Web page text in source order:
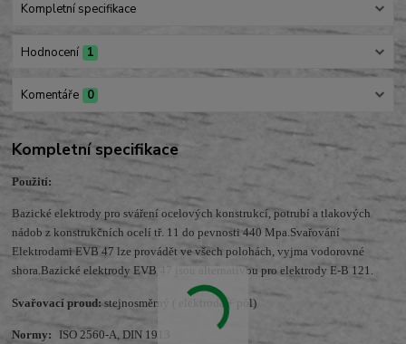
Kompletní specifikace
Hodnocení 1
Komentáře 0
Kompletní specifikace
Použití:
Bazické elektrody pro sváření ocelových konstrukcí, potrubí a tlakových
nádob z konstrukčních ocelí tř. 11 do pevnosti 440 Mpa.Svařování
Elektrodami EVB 47 lze provádět ve všech polohách, vyjma vodorovné
shora.Bazické elektrody EVB 47 jsou alternativou pro elektrody E-B 121.
Svařovací proud: stejnosměrný ( elektroda + pól)
Normy: ISO 2560-A, DIN 1913